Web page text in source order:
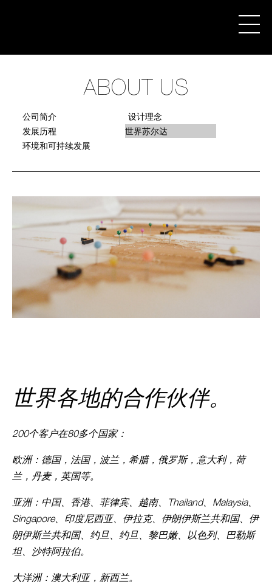
关于苏尔达
下载中心
联系我们
    
ABOUT US
公司简介
设计理念
发展历程
世界苏尔达
环境和可持续发展
世界各地的合作伙伴。
200个客户在80多个国家：
欧洲：德国，法国，波兰，希腊，俄罗斯，意大利，荷
兰，丹麦，英国等。
亚洲：中国、香港、菲律宾、越南、Thailand、Malaysia、
Singapore、印度尼西亚、伊拉克、伊朗伊斯兰共和国、伊
朗伊斯兰共和国、约旦、约旦、黎巴嫩、以色列、巴勒斯
坦、沙特阿拉伯。
大洋洲：澳大利亚，新西兰。